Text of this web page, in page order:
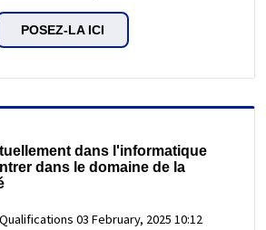
POSEZ-LA ICI
dans l'informatique
dans le domaine de la
03 February, 2025 10:12